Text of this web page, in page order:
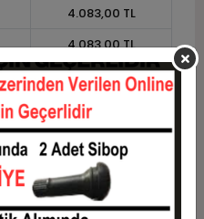
4.083,00 TL
4.083,00 TL
4.368,81 TL
4.450,47 TL
4.532,13 TL
4.613,79 TL
4.695,45 TL